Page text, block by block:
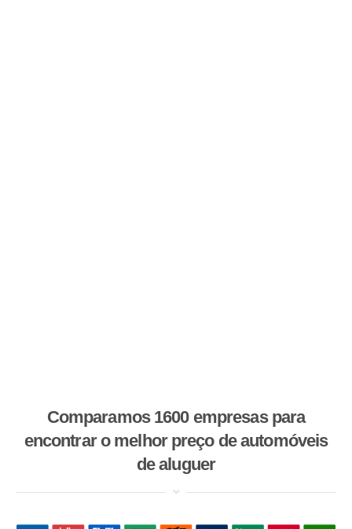
Comparamos 1600 empresas para
encontrar o melhor preço de automóveis
de aluguer